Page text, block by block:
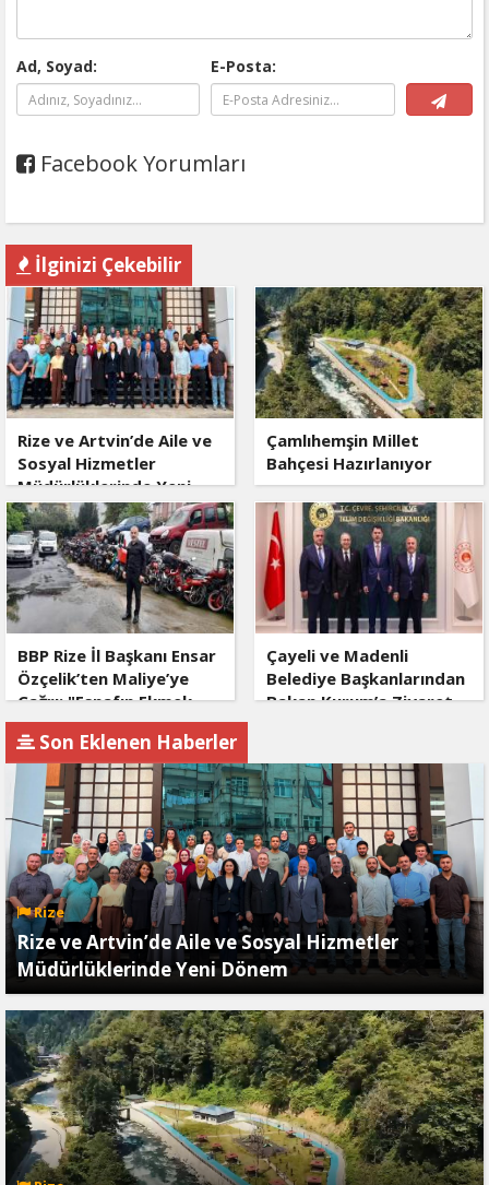
Ad, Soyad: E-Posta:
Facebook Yorumları
İlginizi Çekebilir
Rize ve Artvin’de Aile ve
Sosyal Hizmetler
Müdürlüklerinde Yeni
Dönem
Çamlıhemşin Millet
Bahçesi Hazırlanıyor
BBP Rize İl Başkanı Ensar
Özçelik’ten Maliye’ye
Çağrı: "Esnafın Ekmek
Teknesine Haciz Borcu
Ödetmez, Üretimi
Durdurur!"
Çayeli ve Madenli
Belediye Başkanlarından
Bakan Kurum’a Ziyaret
Son Eklenen Haberler
Rize
Rize ve Artvin’de Aile ve Sosyal Hizmetler
Müdürlüklerinde Yeni Dönem